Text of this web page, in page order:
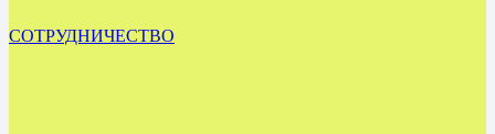
СОТРУДНИЧЕСТВО